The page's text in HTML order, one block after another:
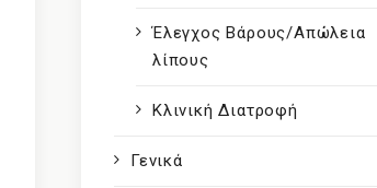
Έλεγχος Βάρους/Απώλεια
λίπους
Κλινική Διατροφή
Γενικά